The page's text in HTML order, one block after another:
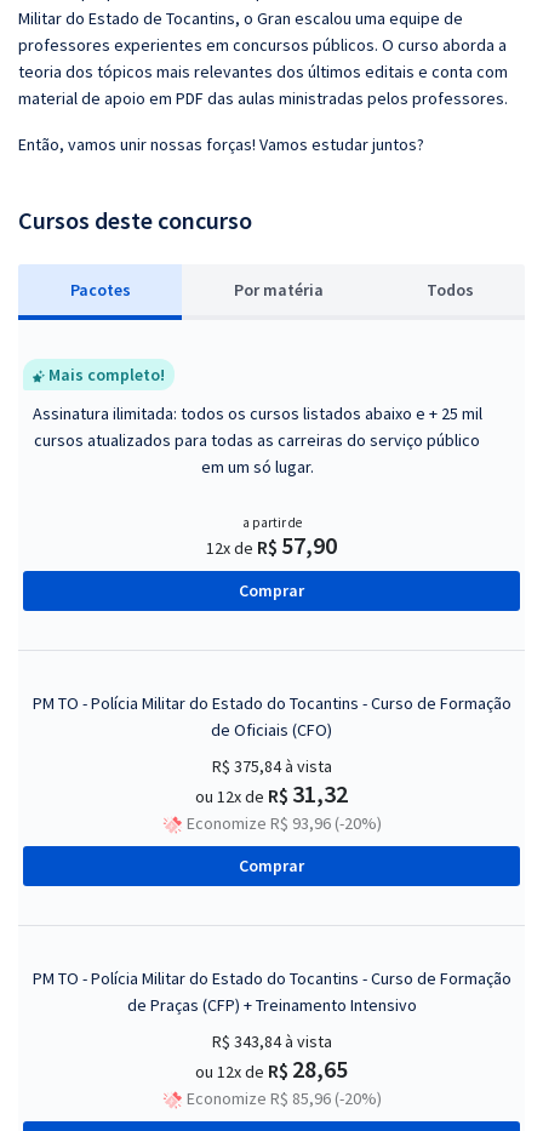
Militar do Estado de Tocantins, o Gran escalou uma equipe de
professores experientes em concursos públicos. O curso aborda a
teoria dos tópicos mais relevantes dos últimos editais e conta com
material de apoio em PDF das aulas ministradas pelos professores.
Então, vamos unir nossas forças! Vamos estudar juntos?
Cursos deste concurso
Pacotes Por matéria Todos
Mais completo!
Assinatura ilimitada: todos os cursos listados abaixo e + 25 mil
cursos atualizados para todas as carreiras do serviço público
em um só lugar.
a partir de
12x de R$ 57,90
Comprar
PM TO - Polícia Militar do Estado do Tocantins - Curso de Formação
de Oficiais (CFO)
R$ 375,84à vista
ou 12x de R$ 31,32
Economize R$ 93,96 (-20%)
Comprar
PM TO - Polícia Militar do Estado do Tocantins - Curso de Formação
de Praças (CFP) + Treinamento Intensivo
R$ 343,84à vista
ou 12x de R$ 28,65
Economize R$ 85,96 (-20%)